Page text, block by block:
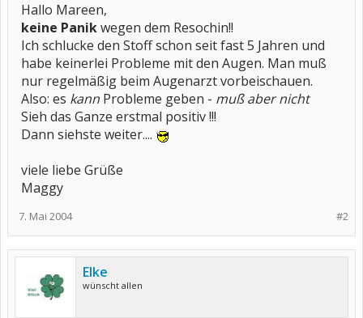
Hallo Mareen,
keine Panikwegen dem Resochin!!
Ich schlucke den Stoff schon seit fast 5 Jahren und
habe keinerlei Probleme mit den Augen. Man muß
nur regelmäßig beim Augenarzt vorbeischauen.
Also: es kann Probleme geben - muß aber nicht
Sieh das Ganze erstmal positiv !!!
Dann siehste weiter....
viele liebe Grüße
Maggy
#2
7. Mai 2004
Elke
wünscht allen